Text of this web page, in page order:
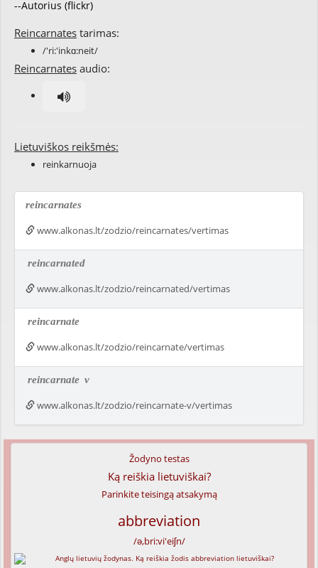
--Autorius (flickr)
Reincarnates tarimas:
/'ri:'inkɑ:neit/
Reincarnates audio:
Lietuviškos reikšmės:
reinkarnuoja
reincarnates
www.alkonas.lt/zodzio/reincarnates/vertimas
reincarnated
www.alkonas.lt/zodzio/reincarnated/vertimas
reincarnate
www.alkonas.lt/zodzio/reincarnate/vertimas
reincarnate v
www.alkonas.lt/zodzio/reincarnate-v/vertimas
Žodyno testas
Ką reiškia lietuviškai?
Parinkite teisingą atsakymą
abbreviation
/ə,bri:vi'eiʃn/